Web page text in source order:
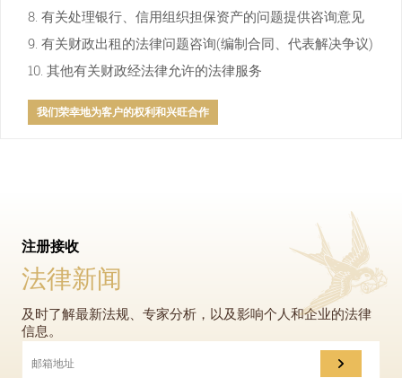
8. 有关处理银行、信用组织担保资产的问题提供咨询意见
9. 有关财政出租的法律问题咨询(编制合同、代表解决争议)
10. 其他有关财政经法律允许的法律服务
我们荣幸地为客户的权利和兴旺合作
注册接收
法律新闻
及时了解最新法规、专家分析，以及影响个人和企业的法律
信息。